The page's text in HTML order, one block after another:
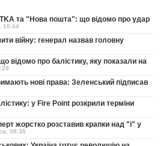
та "Нова пошта": що відомо про удар
16:44
війну: генерал назвав головну
відомо про балістику, яку показали на
нові права: Зеленський підписав
у Fire Point розкрили терміни
жорстко розставив крапки над "і" у
08:36